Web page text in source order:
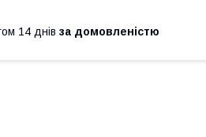
14 днів за домовленістю